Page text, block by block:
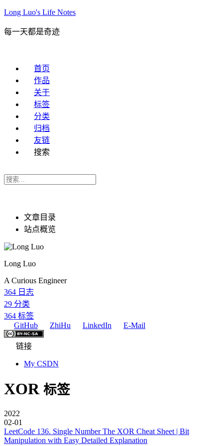
Long Luo's Life Notes
每一天都是奇迹
首页
作品
关于
标签
分类
归档
友链
搜索
文章目录
站点概览
Long Luo
A Curious Engineer
364 日志
29 分类
364 标签
GitHub
ZhiHu LinkedIn E-Mail
链接
My CSDN
XOR 标签
2022
02-01
LeetCode 136. Single Number The XOR Cheat Sheet | Bit
Manipulation with Easy Detailed Explanation